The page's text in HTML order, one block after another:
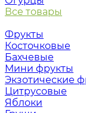
Все товары
Фрукты
Косточковые
Бахчевые
Мини фрукты
Экзотические
Цитрусовые
Яблоки